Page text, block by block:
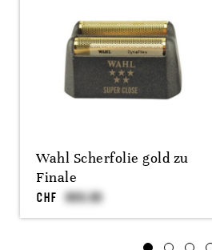
Wahl Scherfolie gold zu
Finale
CHF